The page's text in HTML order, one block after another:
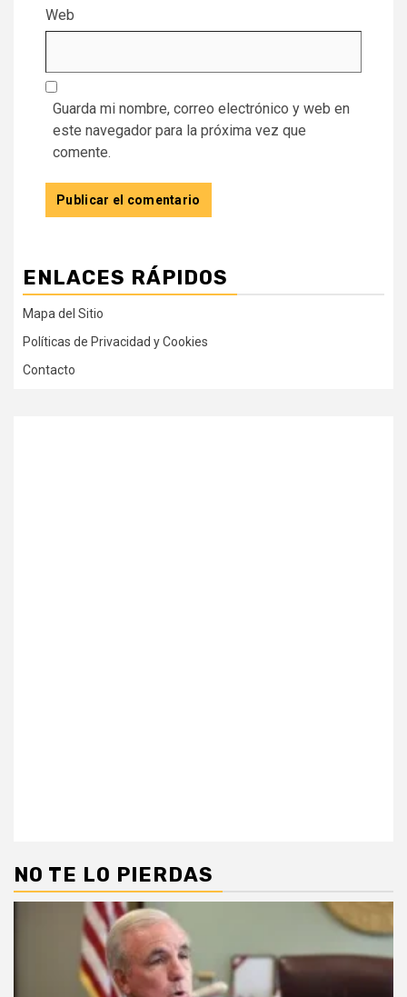
Web
Guarda mi nombre, correo electrónico y web en
este navegador para la próxima vez que
comente.
ENLACES RÁPIDOS
Mapa del Sitio
Políticas de Privacidad y Cookies
Contacto
NO TE LO PIERDAS